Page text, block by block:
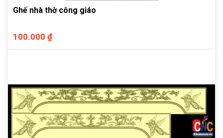
Ghế nhà thờ công giáo
100.000 ₫